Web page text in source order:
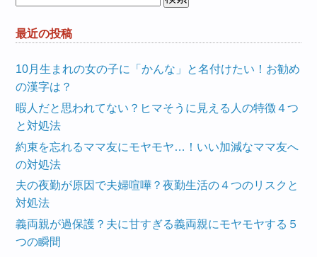
最近の投稿
10月生まれの女の子に「かんな」と名付けたい！お勧め
の漢字は？
暇人だと思われてない？ヒマそうに見える人の特徴４つ
と対処法
約束を忘れるママ友にモヤモヤ…！いい加減なママ友へ
の対処法
夫の夜勤が原因で夫婦喧嘩？夜勤生活の４つのリスクと
対処法
義両親が過保護？夫に甘すぎる義両親にモヤモヤする５
つの瞬間